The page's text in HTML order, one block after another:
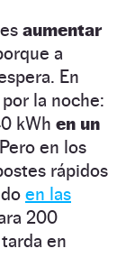
aumentar
a
En
la noche:
kWh en un
Pero en los
rápidos
en las
200
en